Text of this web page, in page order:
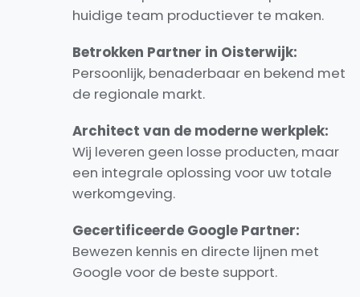
huidige team productiever te maken.
Betrokken Partner in Oisterwijk:
Persoonlijk, benaderbaar en bekend met
de regionale markt.
Architect van de moderne werkplek:
Wij leveren geen losse producten, maar
een integrale oplossing voor uw totale
werkomgeving.
Gecertificeerde Google Partner:
Bewezen kennis en directe lijnen met
Google voor de beste support.